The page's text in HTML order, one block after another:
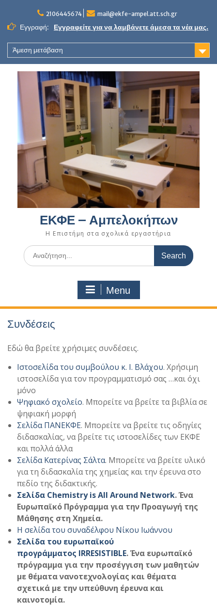
content
2106445674 mail@ekfe-ampel.att.sch.gr
Εγγραφή: Εγγραφείτε για να λαμβάνετε άμεσα τα νέα μας.
Άμεση μετάβαση
ΕΚΦΕ – Αμπελοκήπων
Η Επιστήμη στα σχολικά εργαστήρια
Search
for:
Menu
Συνδέσεις
Εδώ θα βρείτε χρήσιμες συνδέσεις.
Ιστοσελίδα του συμβούλου κ. Ι. Βλάχου. Χρήσιμη
ιστοσελίδα για τον προγραμματισμό σας …και όχι
μόνο
Ψηφιακό σχολείο. Μπορείτε να βρείτε τα βιβλία σε
ψηφιακή μορφή
Σελίδα ΠΑΝΕΚΦΕ. Μπορείτε να βρείτε τις οδηγίες
διδασκαλίας, να βρείτε τις ιστοσελίδες των ΕΚΦΕ
και πολλά άλλα
Σελίδα Κατερίνας Σάλτα. Μπορείτε να βρείτε υλικό
για τη διδασκαλία της χημείας και την έρευνα στο
πεδίο της διδακτικής.
Σελίδα Chemistry is Αll Αround Network. Ένα
Ευρωπαϊκό Πρόγραμμα για την Προαγωγή της
Μάθησης στη Χημεία.
Η σελίδα του συναδέλφου Νίκου Ιωάννου
Σελίδα του ευρωπαϊκού
προγράμματος IRRESISTIBLE. Ένα ευρωπαϊκό
πρόγραμμα για την προσέγγιση των μαθητών
με θέματα νανοτεχνολογίας και θέματα
σχετικά με την υπεύθυνη έρευνα και
καινοτομία.